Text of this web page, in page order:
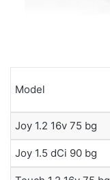
Model
Joy 1.2 16v 75 bg
Joy 1.5 dCi 90 bg